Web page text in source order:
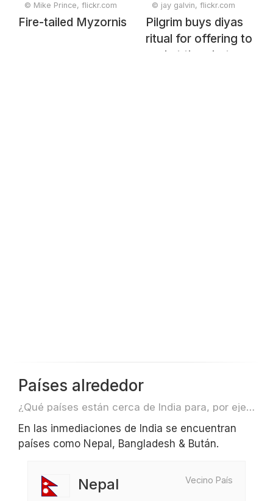
© Mike Prince, flickr.com
Fire-tailed Myzornis
© jay galvin, flickr.com
Pilgrim buys diyas
ritual for offering to
god at the ghat.
Países alrededor
¿Qué países están cerca de India para, por ejemplo, viajar o volar?
En las inmediaciones de India se encuentran
países como Nepal, Bangladesh & Bután.
Vecino País
Nepal